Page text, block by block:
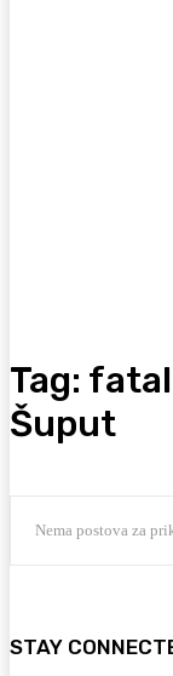
Tag:
Šuput
Nema postova za
STAY